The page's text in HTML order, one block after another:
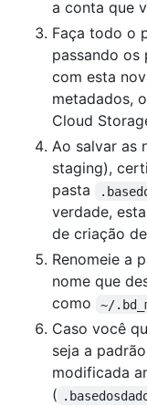
a conta que
Faça todo o
passando os
com esta
metadados,
Cloud
Ao salvar as
staging),
pasta
verdade,
de criação
Renomeie a
nome que
como
~/
Caso você
seja a
modificada
(